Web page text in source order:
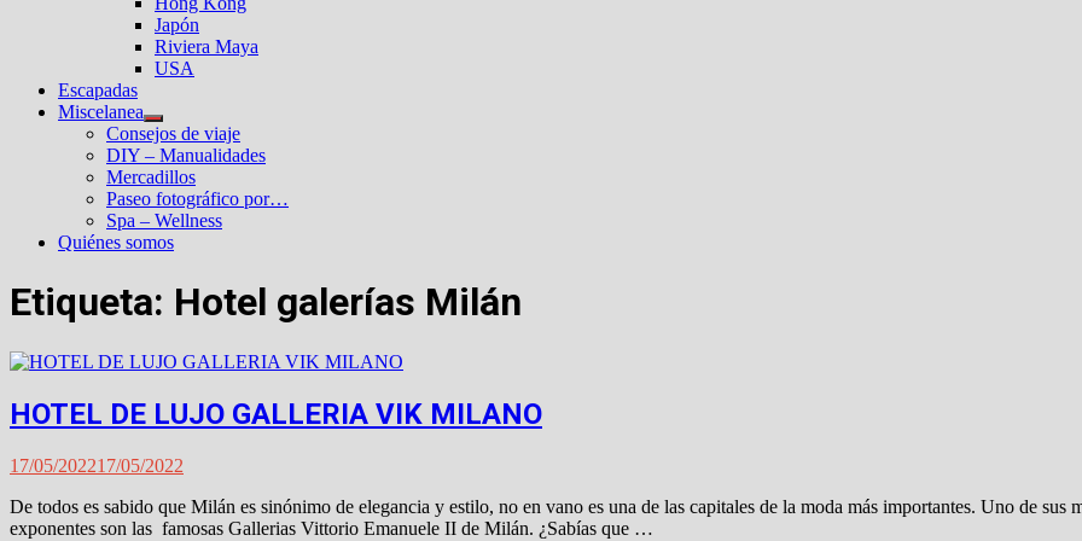
Japón
Riviera Maya
USA
Escapadas
Miscelanea
Mostrar
el
submenú
Consejos de viaje
DIY – Manualidades
Mercadillos
Paseo fotográfico por…
Spa – Wellness
Quiénes somos
Etiqueta: Hotel galerías Milán
HOTEL DE LUJO GALLERIA VIK MILANO
17/05/202217/05/2022
De todos es sabido que Milán es sinónimo de elegancia y estilo, no en vano es una de las capitales de la moda más importantes. Uno de sus
exponentes son las famosas Gallerias Vittorio Emanuele II de Milán. ¿Sabías que …